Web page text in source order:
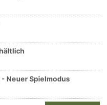
- Neuer Spielmodus